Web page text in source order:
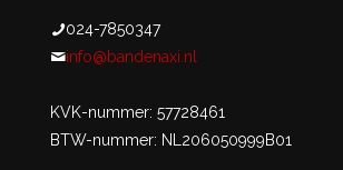
024-7850347
info@bandenaxi.nl
KVK-nummer: 57728461
BTW-nummer: NL206050999B01